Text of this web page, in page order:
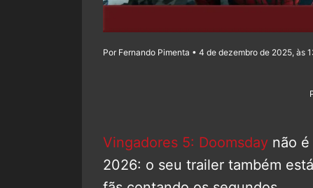
Por Fernando Pimenta • 4 de dezembro de 2025, às
Vingadores 5: Doomsday não
2026: o seu trailer também